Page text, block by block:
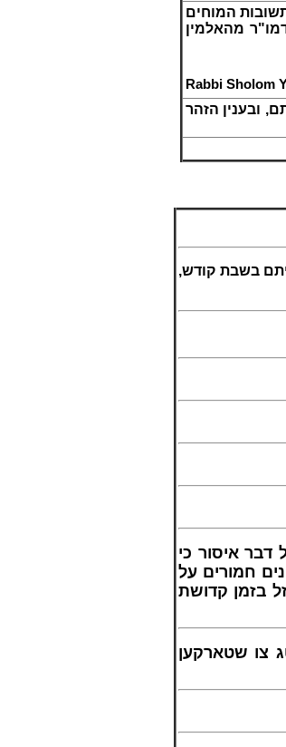
ומובאים ב' 1500 ספרי שאלות ותשובות המוחים
מהאלמין
Rabbi Sholom
ובענין הזהר
בשבת קודש,
איסור כי
חמורים על
בזמן קדושת
צו שטארקען